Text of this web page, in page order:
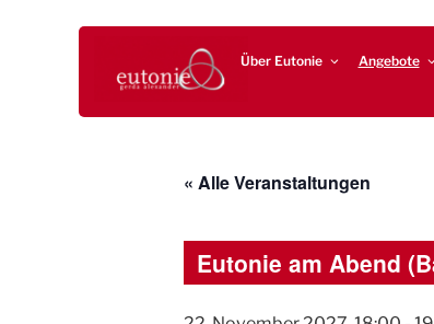
EUTONIE.DE
Über Eutonie Angebote
« Alle Veranstaltungen
Eutonie am Abend